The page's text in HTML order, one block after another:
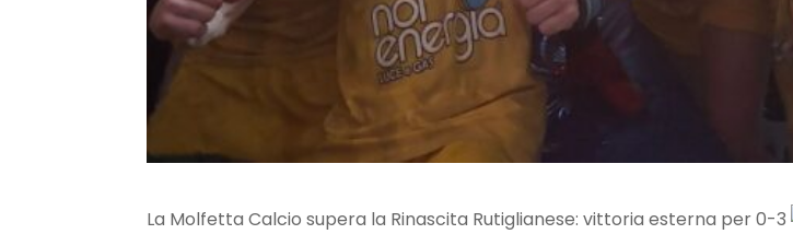
La Molfetta Calcio supera la Rinascita Rutiglianese: vittoria esterna per 0-3